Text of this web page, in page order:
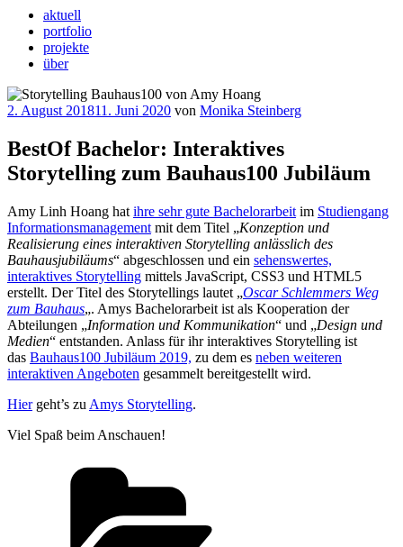
aktuell
portfolio
projekte
über
Veröffentlicht
2. August 201811. Juni 2020 von Monika Steinberg
BestOf Bachelor: Interaktives
Storytelling zum Bauhaus100 Jubiläum
Amy Linh Hoang hat ihre sehr gute Bachelorarbeit im Studiengang
Informationsmanagement mit dem Titel „Konzeption und
Realisierung eines interaktiven Storytelling anlässlich des
Bauhausjubiläums“ abgeschlossen und ein sehenswertes,
interaktives Storytelling mittels JavaScript, CSS3 und HTML5
erstellt. Der Titel des Storytellings lautet „Oscar Schlemmers Weg
zum Bauhaus„. Amys Bachelorarbeit ist als Kooperation der
Abteilungen „Information und Kommunikation“ und „Design und
Medien“ entstanden. Anlass für ihr interaktives Storytelling ist
das Bauhaus100 Jubiläum 2019, zu dem es neben weiteren
interaktiven Angeboten gesammelt bereitgestellt wird.
Hiergeht’s zu Amys Storytelling.
Viel Spaß beim Anschauen!